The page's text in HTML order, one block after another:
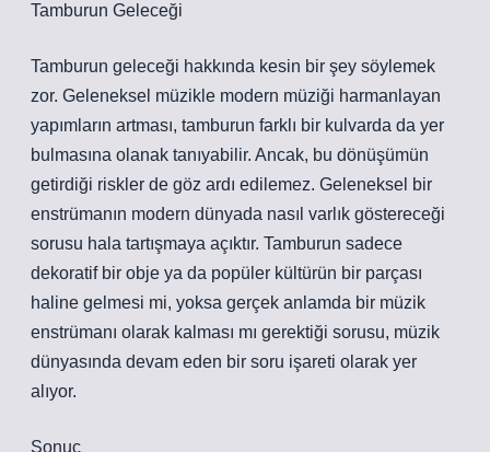
Tamburun Geleceği
Tamburun geleceği hakkında kesin bir şey söylemek
zor. Geleneksel müzikle modern müziği harmanlayan
yapımların artması, tamburun farklı bir kulvarda da yer
bulmasına olanak tanıyabilir. Ancak, bu dönüşümün
getirdiği riskler de göz ardı edilemez. Geleneksel bir
enstrümanın modern dünyada nasıl varlık göstereceği
sorusu hala tartışmaya açıktır. Tamburun sadece
dekoratif bir obje ya da popüler kültürün bir parçası
haline gelmesi mi, yoksa gerçek anlamda bir müzik
enstrümanı olarak kalması mı gerektiği sorusu, müzik
dünyasında devam eden bir soru işareti olarak yer
alıyor.
Sonuç